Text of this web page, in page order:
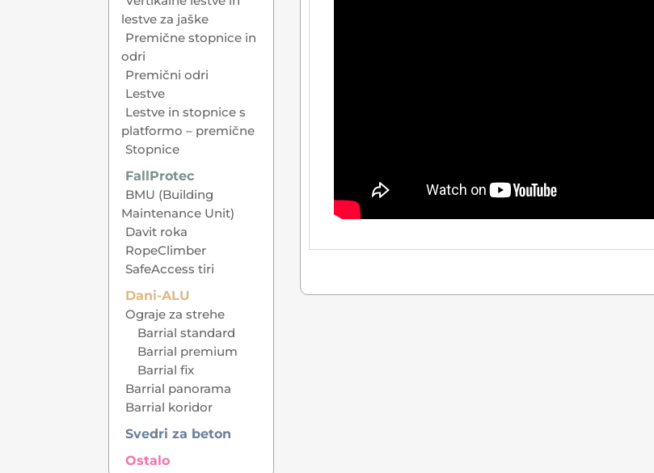
lestve za jaške
Premične stopnice in
odri
Premični odri
Lestve
Lestve in stopnice s
platformo – premične
Stopnice
FallProtec
BMU (Building
Maintenance Unit)
Davit roka
RopeClimber
SafeAccess tiri
Dani-ALU
Ograje za strehe
Barrial standard
Barrial premium
Barrial fix
Barrial panorama
Barrial koridor
Svedri za beton
Ostalo